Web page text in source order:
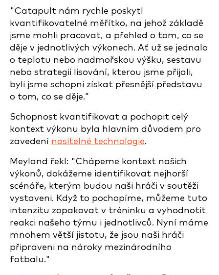
"Catapult nám rychle poskytl
kvantifikovatelné měřítko, na jehož základě
jsme mohli pracovat, a přehled o tom, co se
děje v jednotlivých výkonech. Ať už se jednalo
o teplotu nebo nadmořskou výšku, sestavu
nebo strategii lisování, kterou jsme přijali,
byli jsme schopni získat přesnější představu
o tom, co se děje."
Schopnost kvantifikovat a pochopit celý
kontext výkonu byla hlavním důvodem pro
zavedení nositelné technologie.
Meyland řekl: "Chápeme kontext našich
výkonů, dokážeme identifikovat nejhorší
scénáře, kterým budou naši hráči v soutěži
vystaveni. Když to pochopíme, můžeme tuto
intenzitu zopakovat v tréninku a vyhodnotit
reakci našeho týmu i jednotlivců. Nyní máme
mnohem větší jistotu, že jsou naši hráči
připraveni na nároky mezinárodního
fotbalu."